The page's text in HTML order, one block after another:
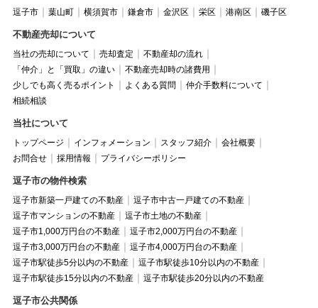
逗子市 葉山町 横須賀市 鎌倉市 金沢区 栄区 港南区 磯子区
不動産売却について
当社の売却について 売却査定
不動産却の流れ
「仲介」と「買取」の違い
不動産売却時の諸費用
少しでも高く売るポイント
よくある質問
仲介手数料について
相続相談
当社について
トップページ インフォメーション スタッフ紹介
会社概要
お問合せ
採用情報 プライバシーポリシー
逗子市の物件検索
逗子市新築一戸建ての不動産
逗子市中古一戸建ての不動産
逗子市マンションの不動産
逗子市土地の不動産
逗子市1,000万円台の不動産
逗子市2,000万円台の不動産
逗子市3,000万円台の不動産
逗子市4,000万円台の不動産
逗子市駅徒歩5分以内の不動産
逗子市駅徒歩10分以内の不動産
逗子市駅徒歩15分以内の不動産
逗子市駅徒歩20分以内の不動産
逗子市公共関係